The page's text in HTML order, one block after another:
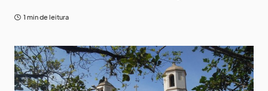
1 min de leitura